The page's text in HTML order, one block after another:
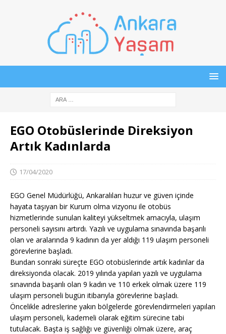
EGO Otobüslerinde Direksiyon
Artık Kadınlarda
17/04/2020
EGO Genel Müdürlüğü, Ankaralıları huzur ve güven içinde
hayata taşıyan bir Kurum olma vizyonu ile otobüs
hizmetlerinde sunulan kaliteyi yükseltmek amacıyla, ulaşım
personeli sayısını artırdı. Yazılı ve uygulama sınavında başarılı
olan ve aralarında 9 kadının da yer aldığı 119 ulaşım personeli
görevlerine başladı.
Bundan sonraki süreçte EGO otobüslerinde artık kadınlar da
direksiyonda olacak. 2019 yılında yapılan yazılı ve uygulama
sınavında başarılı olan 9 kadın ve 110 erkek olmak üzere 119
ulaşım personeli bugün itibarıyla görevlerine başladı.
Öncelikle adreslerine yakın bölgelerde görevlendirmeleri yapılan
ulaşım personeli, kademeli olarak eğitim sürecine tabi
tutulacak. Başta iş sağlığı ve güvenliği olmak üzere, araç